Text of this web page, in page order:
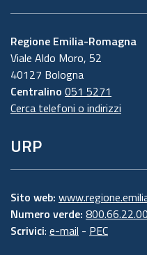
Regione Emilia-Romagna
Viale Aldo Moro, 52
40127 Bologna
Centralino 051 5271
Cerca telefoni o indirizzi
URP
Sito web:
Numero verde: 800.66.22.00
Scrivici: e-mail - PEC